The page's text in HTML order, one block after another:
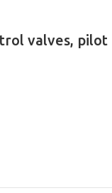
valves, pilot